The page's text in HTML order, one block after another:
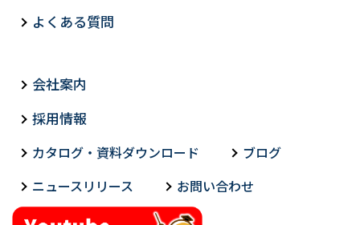
よくある質問
会社案内
採用情報
カタログ・資料ダウンロード
ブログ
ニュースリリース
お問い合わせ